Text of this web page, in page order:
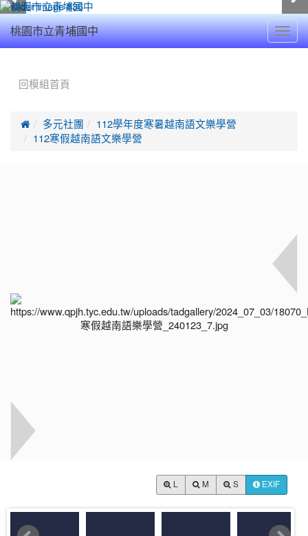
桃園市立青埔國中
回模組首頁
 多元社團
112學年度寒暑越南語文樂學營
112寒假越南語文樂學營
M S EXIF